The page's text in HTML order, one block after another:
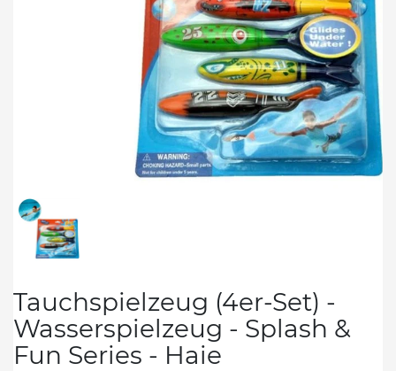
Tauchspielzeug (4er-Set) -
Wasserspielzeug - Splash &
Fun Series - Haie